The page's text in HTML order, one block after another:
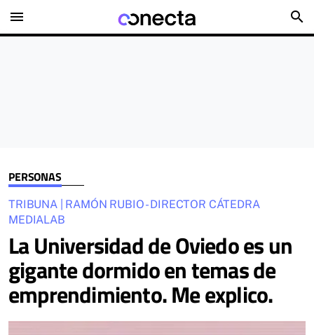
menu search
PERSONAS
TRIBUNA | RAMÓN RUBIO - DIRECTOR CÁTEDRA
MEDIALAB
La Universidad de Oviedo es un
gigante dormido en temas de
emprendimiento. Me explico.